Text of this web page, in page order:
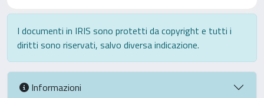
I documenti in IRIS sono protetti da copyright e tutti i
diritti sono riservati, salvo diversa indicazione.
Informazioni